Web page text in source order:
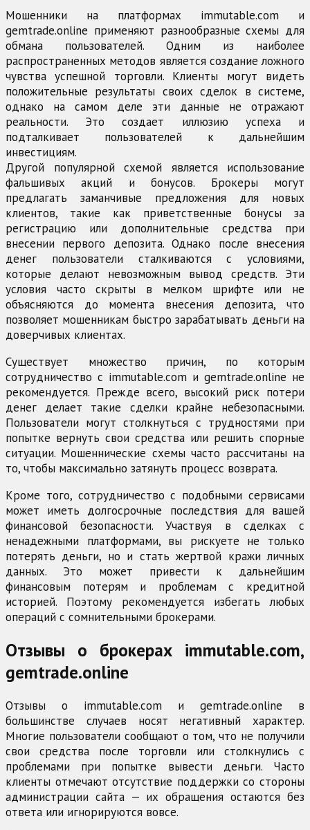
Мошенники на платформах immutable.com и
gemtrade.online применяют разнообразные схемы для
обмана пользователей. Одним из наиболее
распространенных методов является создание ложного
чувства успешной торговли. Клиенты могут видеть
положительные результаты своих сделок в системе,
однако на самом деле эти данные не отражают
реальности. Это создает иллюзию успеха и
подталкивает пользователей к дальнейшим
инвестициям.
Другой популярной схемой является использование
фальшивых акций и бонусов. Брокеры могут
предлагать заманчивые предложения для новых
клиентов, такие как приветственные бонусы за
регистрацию или дополнительные средства при
внесении первого депозита. Однако после внесения
денег пользователи сталкиваются с условиями,
которые делают невозможным вывод средств. Эти
условия часто скрыты в мелком шрифте или не
объясняются до момента внесения депозита, что
позволяет мошенникам быстро зарабатывать деньги на
доверчивых клиентах.
Существует множество причин, по которым
сотрудничество с immutable.com и gemtrade.online не
рекомендуется. Прежде всего, высокий риск потери
денег делает такие сделки крайне небезопасными.
Пользователи могут столкнуться с трудностями при
попытке вернуть свои средства или решить спорные
ситуации. Мошеннические схемы часто рассчитаны на
то, чтобы максимально затянуть процесс возврата.
Кроме того, сотрудничество с подобными сервисами
может иметь долгосрочные последствия для вашей
финансовой безопасности. Участвуя в сделках с
ненадежными платформами, вы рискуете не только
потерять деньги, но и стать жертвой кражи личных
данных. Это может привести к дальнейшим
финансовым потерям и проблемам с кредитной
историей. Поэтому рекомендуется избегать любых
операций с сомнительными брокерами.
Отзывы о брокерах immutable.com,
gemtrade.online
Отзывы о immutable.com и gemtrade.online в
большинстве случаев носят негативный характер.
Многие пользователи сообщают о том, что не получили
свои средства после торговли или столкнулись с
проблемами при попытке вывести деньги. Часто
клиенты отмечают отсутствие поддержки со стороны
администрации сайта — их обращения остаются без
ответа или игнорируются вовсе.